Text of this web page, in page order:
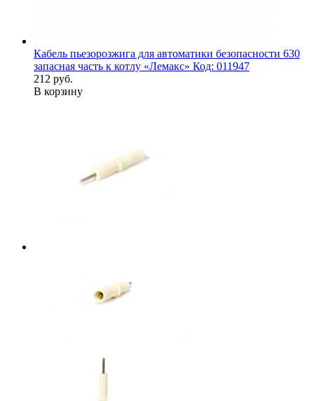
Кабель пьезорозжига для автоматики безопасности 630
запасная часть к котлу «Лемакс» Код: 011947
212 руб.
В корзину